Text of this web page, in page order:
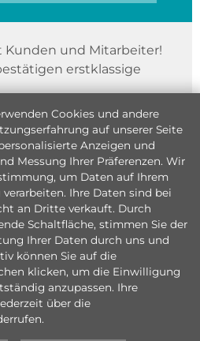
und Mitarbeiter!
erstklassige
Cookies und andere
auf unserer Seite
Anzeigen und
Messung Ihrer Präferenzen. Wir
um Daten auf Ihrem
Ihre Daten sind bei
an Dritte verkauft. Durch
Schaltfläche, stimmen Sie der
Ihrer Daten durch uns und
können Sie auf die
klicken, um die Einwilligung
anzupassen. Ihre
über die